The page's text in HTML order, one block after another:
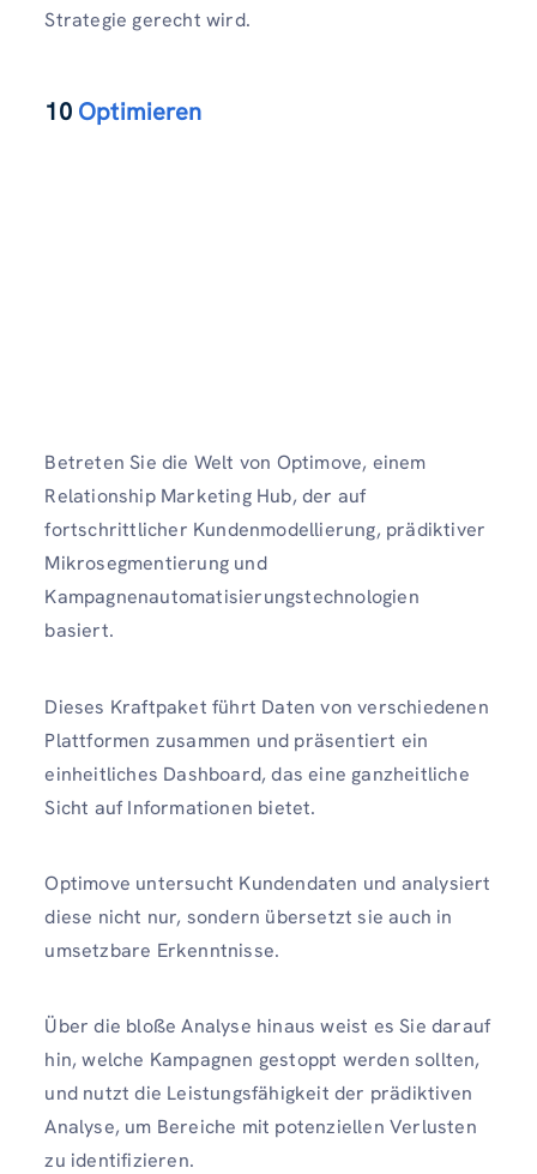
Strategie gerecht wird.
10Optimieren
Betreten Sie die Welt von Optimove, einem
Relationship Marketing Hub, der auf
fortschrittlicher Kundenmodellierung, prädiktiver
Mikrosegmentierung und
Kampagnenautomatisierungstechnologien
basiert.
Dieses Kraftpaket führt Daten von verschiedenen
Plattformen zusammen und präsentiert ein
einheitliches Dashboard, das eine ganzheitliche
Sicht auf Informationen bietet.
Optimove untersucht Kundendaten und analysiert
diese nicht nur, sondern übersetzt sie auch in
umsetzbare Erkenntnisse.
Über die bloße Analyse hinaus weist es Sie darauf
hin, welche Kampagnen gestoppt werden sollten,
und nutzt die Leistungsfähigkeit der prädiktiven
Analyse, um Bereiche mit potenziellen Verlusten
zu identifizieren.